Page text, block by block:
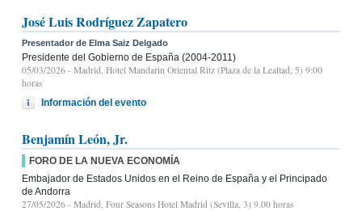
José Luis Rodríguez Zapatero
Presentador de Elma Saiz Delgado
Presidente del Gobierno de España (2004-2011)
05/03/2026 - Madrid, Hotel Mandarin Oriental Ritz (Plaza de la Lealtad, 5) 9:00
horas
Información del evento
Benjamín León, Jr.
FORO DE LA NUEVA ECONOMÍA
Embajador de Estados Unidos en el Reino de España y el Principado
de Andorra
27/05/2026 - Madrid, Four Seasons Hotel Madrid (Sevilla, 3) 9.00 horas